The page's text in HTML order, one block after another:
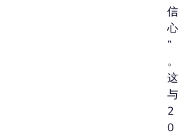
信
心
”
。
这
与
2
0